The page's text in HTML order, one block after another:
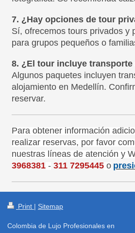
7. ¿Hay opciones de tour
Sí, ofrecemos tours privados y
para grupos pequeños o
8. ¿El tour incluye transporte
Algunos paquetes incluyen
alojamiento en Medellín.
reservar.
Para obtener información
realizar reservas, por favor
nuestras líneas de atención y
3968381 - 311 7295445 o
Print | Sitemap
Colombia de Lujo Profesionales en